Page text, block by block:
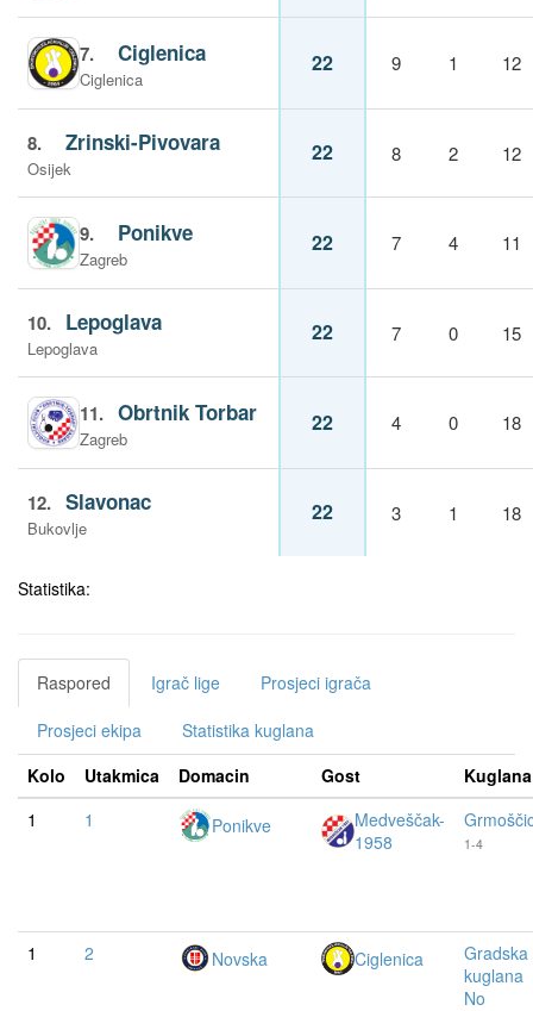
7. Ciglenica
Ciglenica
22 9 1 12
8. Zrinski-Pivovara
Osijek
22 8 2 12
9. Ponikve
Zagreb
22 7 4 11
10. Lepoglava
Lepoglava
22 7 0 15
11. Obrtnik Torbar
Zagreb
22 4 0 18
12. Slavonac
Bukovlje
22 3 1 18
Statistika:
Raspored Igrač lige
Prosjeci igrača
Prosjeci ekipa
Statistika kuglana
Kolo
Utakmica Domacin Gost
Kuglana
1
1 Ponikve
Medveščak-
1958
1-4
1 2 Novska Ciglenica
Gradska
kuglana
No